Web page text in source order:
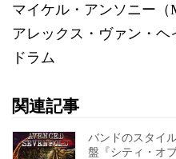
マイケル・アンソニー（
アレックス・ヴァン・ヘ
ドラム
関連記事
バンドのスタイ
盤『シティ・オ